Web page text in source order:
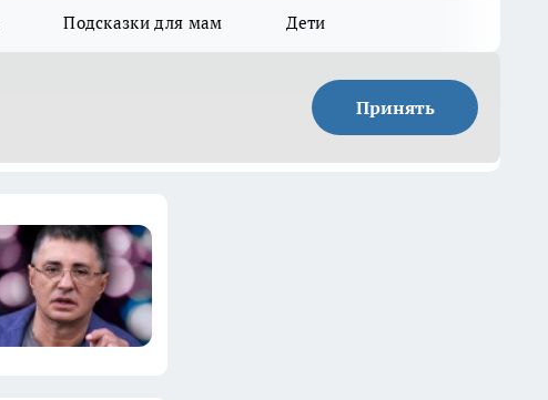
Подсказки для мам Дети
Принять